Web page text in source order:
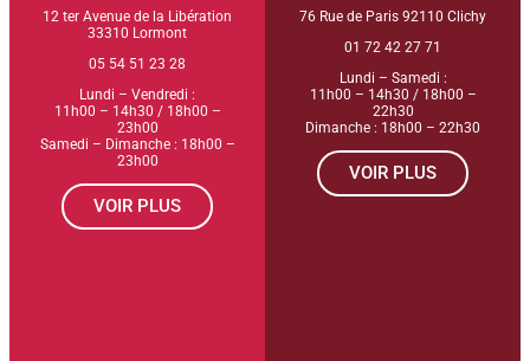
12 ter Avenue de la Libération
33310 Lormont
05 54 51 23 28
Lundi – Vendredi :
11h00 – 14h30 / 18h00 –
23h00
Samedi – Dimanche : 18h00 –
23h00
VOIR PLUS
76 Rue de Paris 92110 Clichy
01 72 42 27 71
Lundi – Samedi :
11h00 – 14h30 / 18h00 –
22h30
Dimanche : 18h00 – 22h30
VOIR PLUS